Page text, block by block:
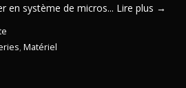
en système de micros... Lire plus →
,Matériel